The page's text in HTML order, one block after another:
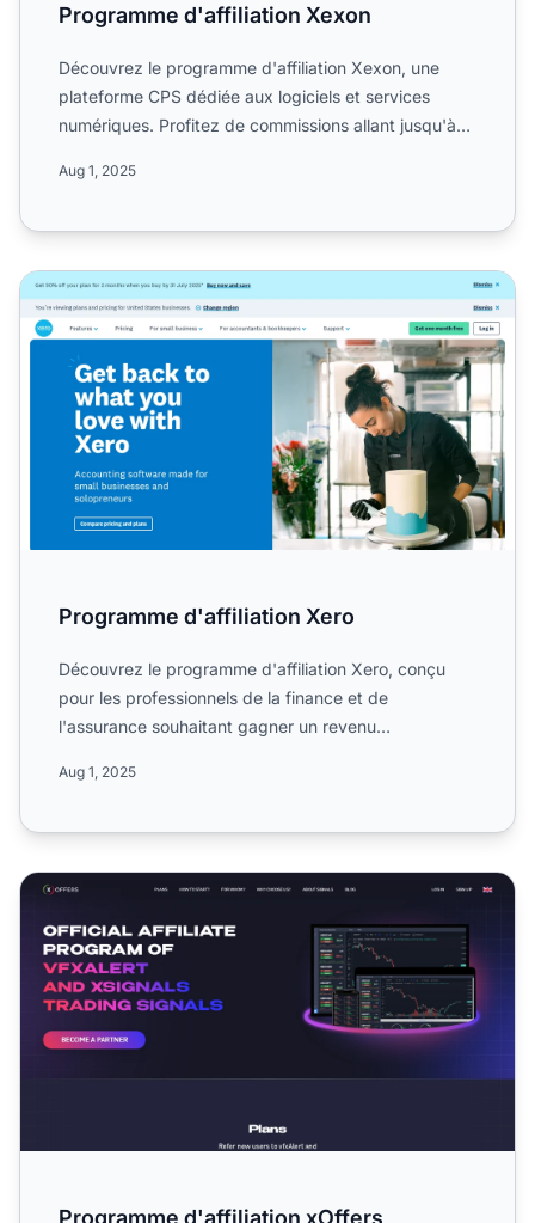
Programme d'affiliation Xexon
Découvrez le programme d'affiliation Xexon, une
plateforme CPS dédiée aux logiciels et services
numériques. Profitez de commissions allant jusqu'à
Aug 1, 2025
Programme d'affiliation Xero
Programme d'affiliation Xero
Découvrez le programme d'affiliation Xero, conçu
pour les professionnels de la finance et de
l'assurance souhaitant gagner un revenu
Aug 1, 2025
Programme d'affiliation xOffers
Programme d'affiliation xOffers